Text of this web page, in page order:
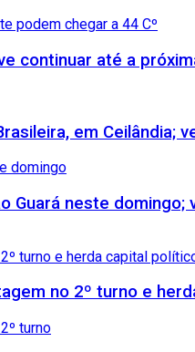
continuar até a
em Ceilândia;
Guará neste domingo;
no 2º turno e